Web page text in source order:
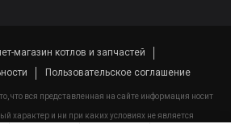
магазин котлов и запчастей
Пользовательское соглашение
что вся представленная на сайте информация носит
характер и ни при каких условиях не является